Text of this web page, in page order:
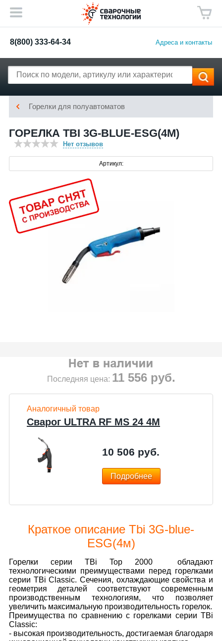
8(800) 333-64-34 Адреса и контакты
Горелки для полуавтоматов
ГОРЕЛКА TBI 3G-BLUE-ESG(4М)
Нет отзывов
Артикул:
Последняя цена: 11 556руб.
Аналогичный товар
Сварог ULTRA RF MS 24 4М
10 506 руб.
Подробнее
Краткое описание Tbi 3G-blue-
ESG(4м)
Горелки серии TBi Top 2000 обладают
технологическими преимуществами перед горелками
серии TBi Classic. Сечения, охлаждающие свойства и
геометрия деталей соответствуют современным
производственным технологиям, что позволяет
увеличить максимальную производительность горелок.
Преимущества по сравнению с горелками серии TBi
Classic:
- высокая производительность, достигаемая благодаря